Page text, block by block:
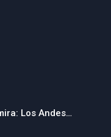
Los Andes…